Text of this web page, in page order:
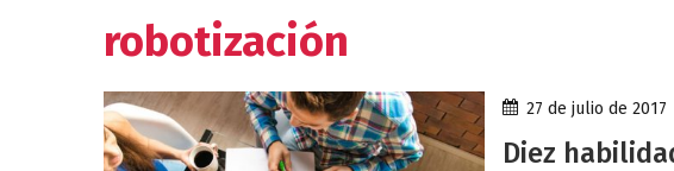
robotización
27 de julio de 2017
Diez